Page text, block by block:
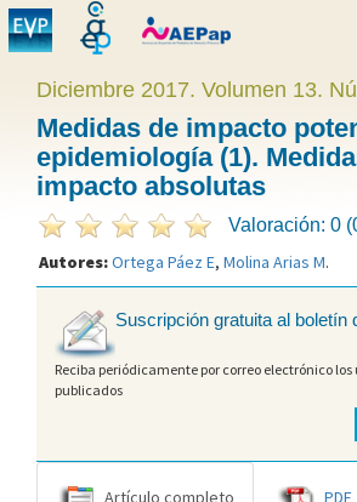
Diciembre 2017. Volumen 13.
Medidas de impacto
epidemiología (1).
impacto absolutas
Valoración: 0
Autores:Ortega Páez E, Molina Arias M.
Suscripción gratuita al boletín
Reciba periódicamente por correo electrónico
publicados
Artículo completo PDF